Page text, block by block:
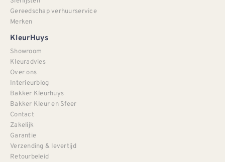
Gereedschap verhuurservice
Merken
KleurHuys
Showroom
Kleuradvies
Over ons
Interieurblog
Bakker Kleurhuys
Bakker Kleur en Sfeer
Contact
Zakelijk
Garantie
Verzending & levertijd
Retourbeleid